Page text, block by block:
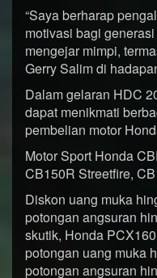
“Saya berharap
motivasi bagi
mengejar mimpi,
Gerry Salim di
Dalam gelaran HDC
dapat menikmati
pembelian motor
Motor Sport Honda
CB150R Streetfire,
Diskon uang muka
potongan angsuran
skutik, Honda
potongan uang muka
potongan angsuran